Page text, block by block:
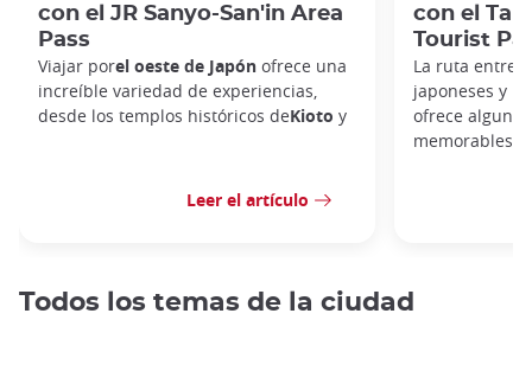
con el JR Sanyo-San'in Area
Pass
Viajar porel oeste de Japón ofrece una
increíble variedad de experiencias,
desde los templos históricos deKioto y
Leer el artículo
con el
Tourist
La ruta entre
japoneses y
ofrece
memorables
Todos los temas de la ciudad